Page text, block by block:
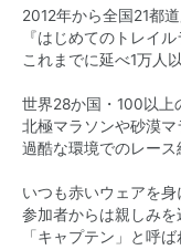
2012年から全国21都
『はじめてのトレイ
これまでに延べ1万人
世界28か国・100以上
北極マラソンや砂漠マ
過酷な環境でのレース
いつも赤いウェアを身
参加者からは親しみを
「キャプテン」と呼ば